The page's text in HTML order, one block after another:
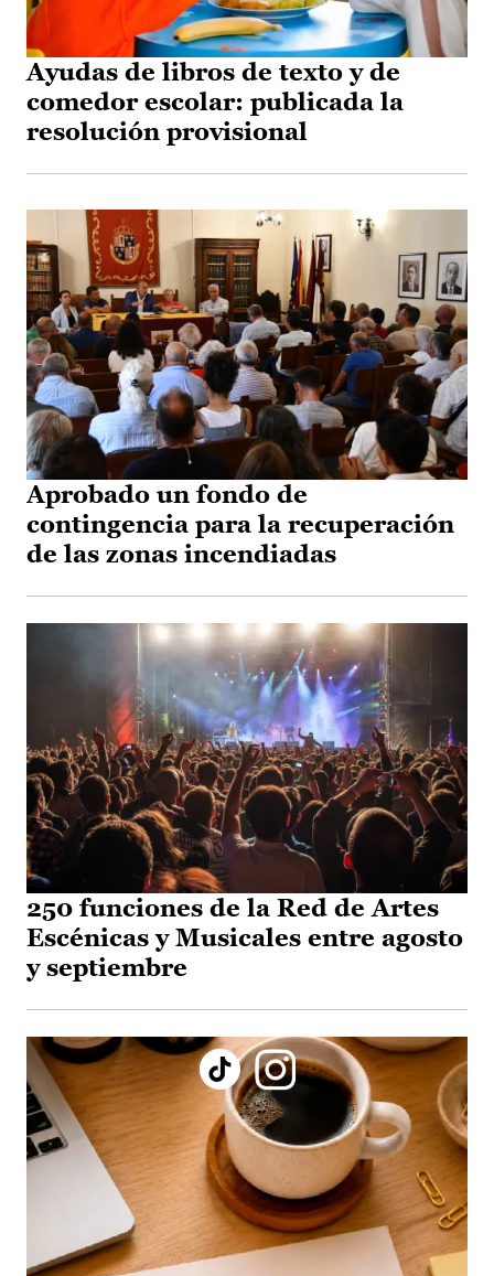
Ayudas de libros de texto y de
comedor escolar: publicada la
resolución provisional
Aprobado un fondo de
contingencia para la recuperación
de las zonas incendiadas
250 funciones de la Red de Artes
Escénicas y Musicales entre agosto
y septiembre